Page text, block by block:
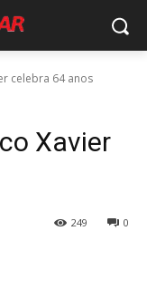
celebra 64 anos
Xavier
0
249